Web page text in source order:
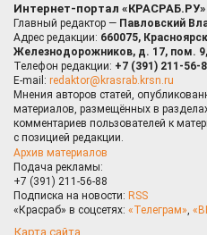
Интернет-портал «КРАСРАБ.РУ»
Главный редактор — Павловский
Адрес редакции: 660075,
Железнодорожников, д. 17, пом.
Телефон редакции: +7 (391) 211-56-
E-mail: redaktor@krasrab.krsn.ru
Мнения авторов статей,
материалов, размещённых в
комментариев пользователей к
с позицией редакции.
Архив материалов
Подача рекламы:
+7 (391) 211-56-88
Подписка на новости: RSS
«Красраб» в соцсетях: «Телеграм»,
Карта сайта